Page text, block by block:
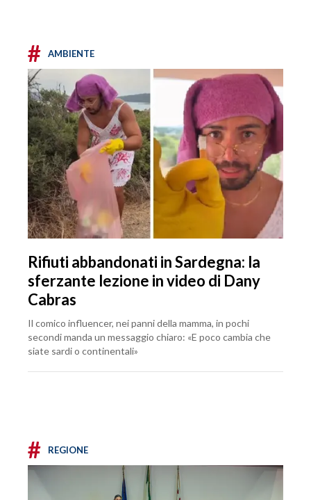
# AMBIENTE
Rifiuti abbandonati in Sardegna: la
sferzante lezione in video di Dany
Cabras
Il comico influencer, nei panni della mamma, in pochi
secondi manda un messaggio chiaro: «E poco cambia che
siate sardi o continentali»
# REGIONE